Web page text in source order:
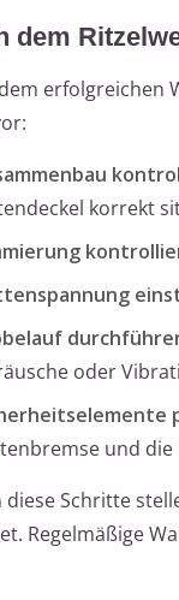
dem
erfolgreichen
korrekt
oder
und die
diese Schritte
Regelmäßige